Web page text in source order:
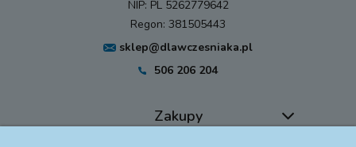
NIP: PL 5262779642
Regon: 381505443
sklep@dlawczesniaka.pl
506 206 204
Zakupy